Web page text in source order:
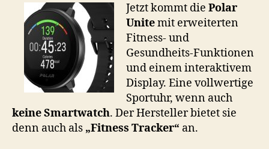
Jetzt kommt die Polar
Unitemit erweiterten
Fitness- und
Gesundheits-Funktionen
und einem interaktivem
Display. Eine vollwertige
Sportuhr, wenn auch
keine Smartwatch. Der Hersteller bietet sie
denn auch als „Fitness Tracker“ an.